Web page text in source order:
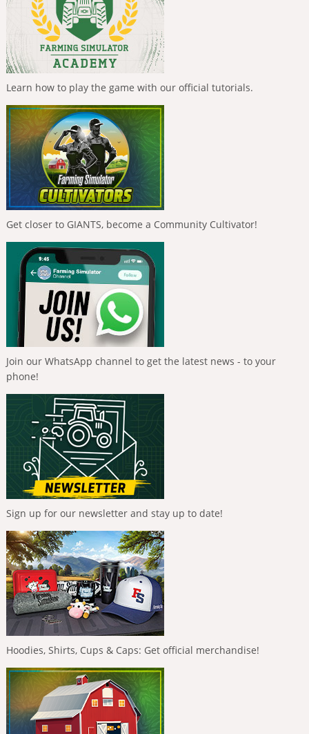
Learn how to play the game with our official tutorials.
Get closer to GIANTS, become a Community Cultivator!
Join our WhatsApp channel to get the latest news - to your
phone!
Sign up for our newsletter and stay up to date!
Hoodies, Shirts, Cups & Caps: Get official merchandise!